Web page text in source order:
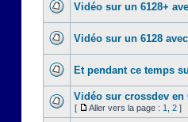
Vidéo sur un 6128+
Vidéo sur un 6128
Et pendant ce temps
Vidéo sur crossdev en
[ Aller vers la page : 1 2 ]